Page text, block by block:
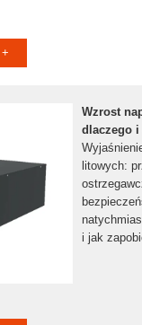
Wzrost
dlaczego
litowych:
i jak